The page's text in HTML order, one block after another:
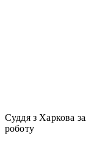
Суддя з Харкова
роботу